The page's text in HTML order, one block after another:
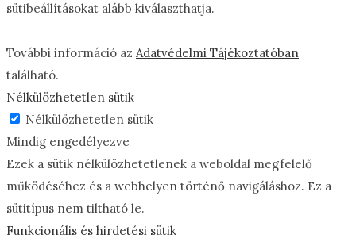
sütibeállításokat alább kiválaszthatja.
További információ az Adatvédelmi Tájékoztatóban
található.
Nélkülözhetetlen sütik
Nélkülözhetetlen sütik
Mindig engedélyezve
Ezek a sütik nélkülözhetetlenek a weboldal megfelelő
működéséhez és a webhelyen történő navigáláshoz. Ez a
sütitípus nem tiltható le.
Funkcionális és hirdetési sütik